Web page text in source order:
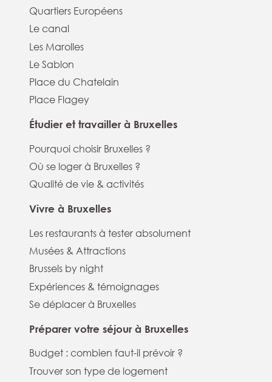
Quartiers Européens
Le canal
Les Marolles
Le Sablon
Place du Chatelain
Place Flagey
Étudier et travailler à Bruxelles
Pourquoi choisir Bruxelles ?
Où se loger à Bruxelles ?
Qualité de vie & activités
Vivre à Bruxelles
Les restaurants à tester absolument
Musées & Attractions
Brussels by night
Expériences & témoignages
Se déplacer à Bruxelles
Préparer votre séjour à Bruxelles
Budget : combien faut-il prévoir ?
Trouver son type de logement